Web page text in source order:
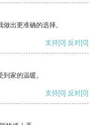
出更准确的选择。
支持[0] 反对[0]
家的温暖。
支持[0] 反对[0]